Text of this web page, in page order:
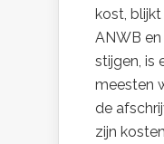
kost,
ANWB
stijgen, is
meesten
de
zijn